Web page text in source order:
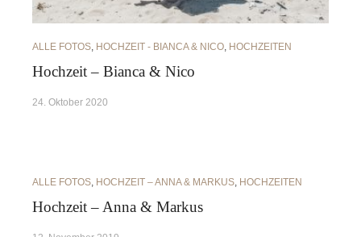
ALLE FOTOS HOCHZEIT - BIANCA & NICO HOCHZEITEN
Hochzeit – Bianca & Nico
24. Oktober 2020
ALLE FOTOS HOCHZEIT – ANNA & MARKUS HOCHZEITEN
Hochzeit – Anna & Markus